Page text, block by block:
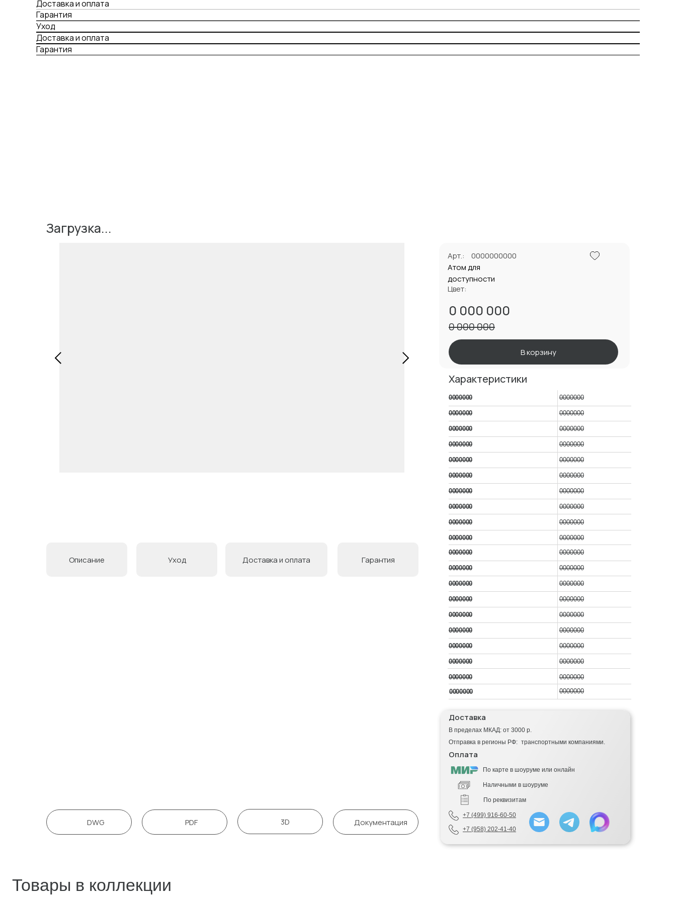
Доставка и оплата
Гарантия
Уход
Доставка и оплата
Гарантия
0000000
0000000
0000000
0000000
0000000
0000000
0000000
0000000
0000000
0000000
0000000
0000000
0000000
0000000
0000000
0000000
0000000
0000000
0000000
0000000
0000000
0000000
0000000
0000000
0000000
0000000
0000000
0000000
0000000
0000000
0000000
0000000
0000000
0000000
0000000
0000000
0000000
0000000
0000000
0000000
Характеристики
Гарантия
Доставка и оплата
Уход
Описание
+7 (958) 202-41-40
+7 (499) 916-60-50
По реквизитам
Наличными в шоуруме
По карте в шоуруме или онлайн
Оплата
Доставка
В пределах МКАД: от 3000 р.
Отправка в регионы РФ: транспортными компаниями.
0 000 000
0 000 000
0000000000
Арт.:
В корзину
Цвет:
Загрузка...
DWG PDF 3D Документация
Атом для
доступности